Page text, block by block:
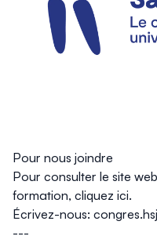
Pour nous joindre
Pour consulter le site
formation, cliquez ici.
Écrivez-nous:
---